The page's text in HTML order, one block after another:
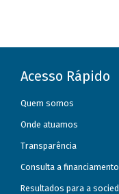
Acesso Rápido
Quem somos
Onde atuamos
Transparência
Consulta a
Resultados para a